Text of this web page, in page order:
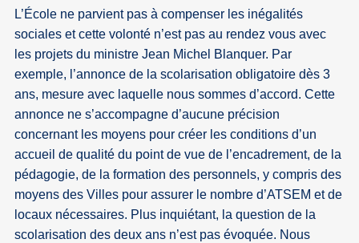
L’École ne parvient pas à compenser les inégalités
sociales et cette volonté n’est pas au rendez vous avec
les projets du ministre Jean Michel Blanquer. Par
exemple, l’annonce de la scolarisation obligatoire dès 3
ans, mesure avec laquelle nous sommes d’accord. Cette
annonce ne s’accompagne d’aucune précision
concernant les moyens pour créer les conditions d’un
accueil de qualité du point de vue de l’encadrement, de la
pédagogie, de la formation des personnels, y compris des
moyens des Villes pour assurer le nombre d’ATSEM et de
locaux nécessaires. Plus inquiétant, la question de la
scolarisation des deux ans n’est pas évoquée. Nous